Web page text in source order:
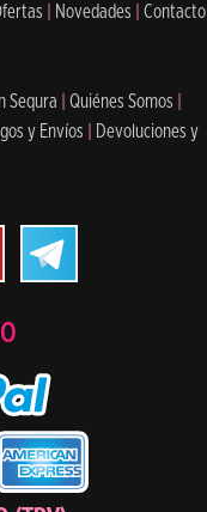
Novedades
Contacto
Sequra Quiénes Somos
y Envíos
Devoluciones y